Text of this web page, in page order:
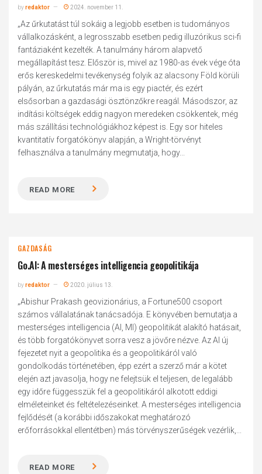
byredaktor 2024. november 11.
„Az űrkutatást túl sokáig a legjobb esetben is tudományos
vállalkozásként, a legrosszabb esetben pedig illuzórikus sci-fi
fantáziaként kezelték. A tanulmány három alapvető
megállapítást tesz. Először is, mivel az 1980-as évek vége óta
erős kereskedelmi tevékenység folyik az alacsony Föld körüli
pályán, az űrkutatás már ma is egy piactér, és ezért
elsősorban a gazdasági ösztönzőkre reagál. Másodszor, az
indítási költségek eddig nagyon meredeken csökkentek, még
más szállítási technológiákhoz képest is. Egy sor hiteles
kvantitatív forgatókönyv alapján, a Wright-törvényt
felhasználva a tanulmány megmutatja, hogy...
READ MORE
GAZDASÁG
Go.AI: A mesterséges intelligencia geopolitikája
byredaktor 2020. július 13.
„Abishur Prakash geovizionárius, a Fortune500 csoport
számos vállalatának tanácsadója. E könyvében bemutatja a
mesterséges intelligencia (AI, MI) geopolitikát alakító hatásait,
és több forgatókönyvet sorra vesz a jövőre nézve. Az AI új
fejezetet nyit a geopolitika és a geopolitikáról való
gondolkodás történetében, épp ezért a szerző már a kötet
elején azt javasolja, hogy ne felejtsük el teljesen, de legalább
egy időre függesszük fel a geopolitikáról alkotott eddigi
elméleteinket és feltételezéseinket. A mesterséges intelligencia
fejlődését (a korábbi időszakokat meghatározó
erőforrásokkal ellentétben) más törvényszerűségek vezérlik,...
READ MORE